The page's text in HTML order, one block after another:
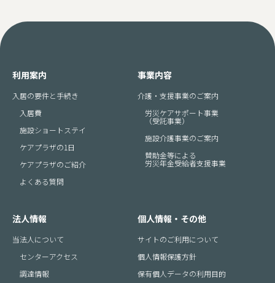
利用案内
入居の要件と手続き
入居費
施設ショートステイ
ケアプラザの1日
ケアプラザのご紹介
よくある質問
事業内容
介護・支援事業のご案内
労災ケアサポート事業
（受託事業）
施設介護事業のご案内
賛助金等による
労災年金受給者支援事業
法人情報
当法人について
センターアクセス
調達情報
個人情報・その他
サイトのご利用について
個人情報保護方針
保有個人データの利用目的